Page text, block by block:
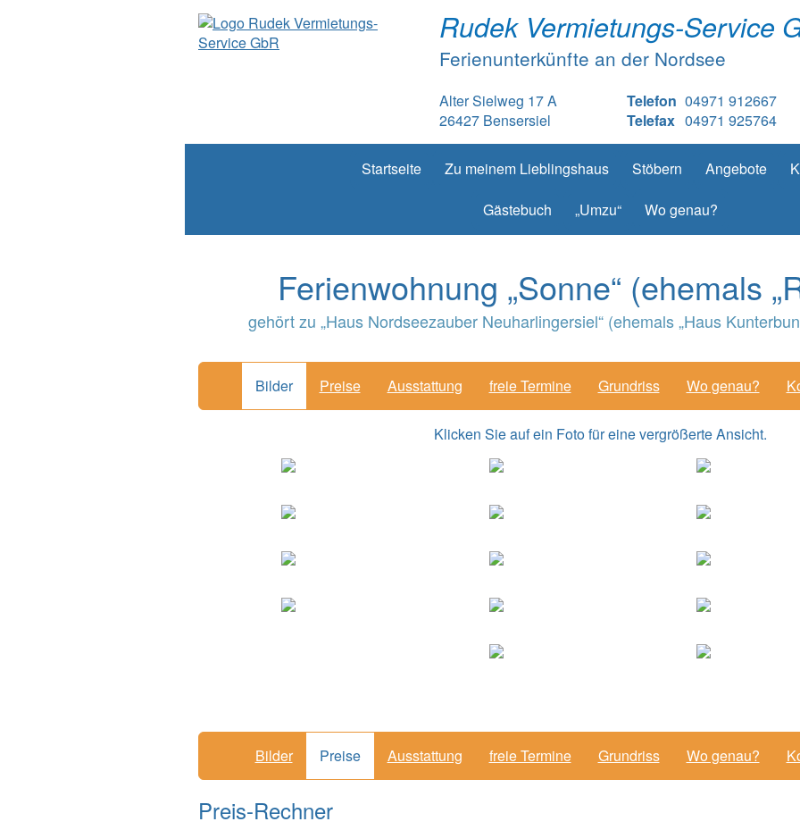
Rudek Vermietungs-Service
Ferienunterkünfte an der Nordsee
Alter Sielweg 17 A
26427 Bensersiel
Telefon 04971 912667
Telefax 04971 925764
Startseite Zu meinem Lieblingshaus Stöbern Angebote
Gästebuch
„Umzu“ Wo genau?
Ferienwohnung „Sonne“ (ehemals
gehört zu „Haus Nordseezauber Neuharlingersiel“ (ehemals „Haus
Bilder Preise Ausstattung freie Termine Grundriss Wo genau?
Klicken Sie auf ein Foto für eine vergrößerte Ansicht.
Bilder Preise Ausstattung freie Termine Grundriss Wo genau?
Preis-Rechner